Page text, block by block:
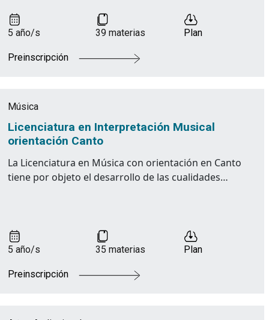
5 año/s 39 materias Plan
Preinscripción
Música
Licenciatura en Interpretación Musical
orientación Canto
La Licenciatura en Música con orientación en Canto
tiene por objeto el desarrollo de las cualidades…
5 año/s 35 materias Plan
Preinscripción